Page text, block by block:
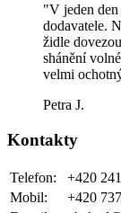
"V jeden den
dodavatele.
židle
shánění
velmi
Petra J.
Kontakty
Telefon:
+420
Mobil:
+420